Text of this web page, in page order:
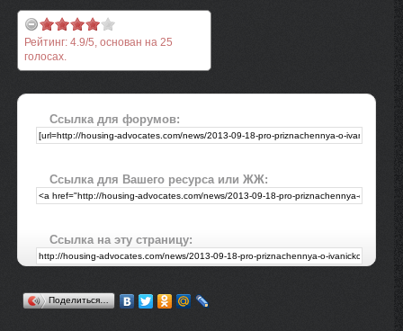
Рейтинг: 4.9/5, основан на 25
голосах.
Ссылка для форумов:
Ссылка для Вашего ресурса или ЖЖ:
Ссылка на эту страницу:
Поделиться…